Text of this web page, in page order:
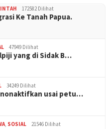
172582 Dilihat
Ke Tanah Papua.
47949 Dilihat
yang di Sidak B…
34249 Dilihat
usai petu…
, SOSIAL 21546 Dilihat